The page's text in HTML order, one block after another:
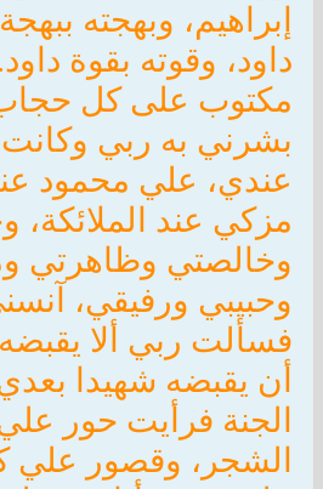
إبراهيم، وبهجته
داود، وقوته بقوة
مكتوب على كل حجاب
بشرني به ربي وكانت
عندي، علي محمود
مزكي عند الملائكة،
وخالصتي وظاهرتي
وحبيبي ورفيقي،
فسألت ربي ألا
أن يقبضه شهيدا
الجنة فرأيت حور
الشجر، وقصور علي